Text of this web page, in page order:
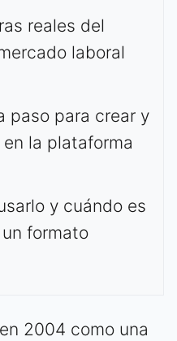
reales del
laboral
paso para crear y
la plataforma
y cuándo es
formato
2004 como una